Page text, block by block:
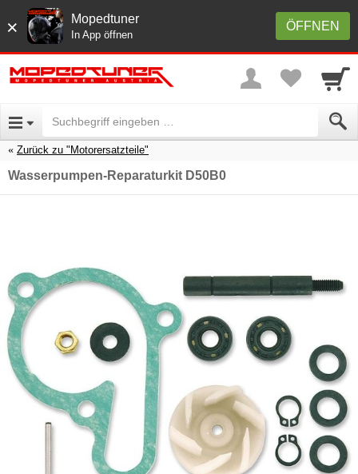
× ÖFFNEN
Mopedtuner
In App öffnen
Zurück zu "Motorersatzteile"
Wasserpumpen-Reparaturkit D50B0